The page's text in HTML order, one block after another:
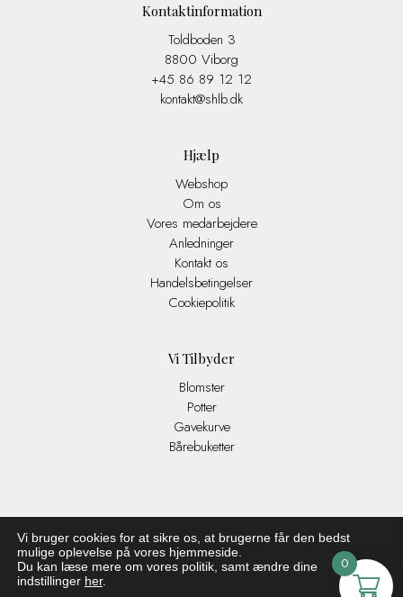
Kontaktinformation
Toldboden 3
8800 Viborg
+45 86 89 12 12
kontakt@shlb.dk
Hjælp
Webshop
Om os
Vores medarbejdere
Anledninger
Kontakt os
Handelsbetingelser
Cookiepolitik
Vi Tilbyder
Blomster
Potter
Gavekurve
Bårebuketter
Vi bruger cookies for at sikre os, at brugerne får den bedst
mulige oplevelse på vores hjemmeside.
Du kan læse mere om vores politik, samt ændre dine
indstillinger her.
0